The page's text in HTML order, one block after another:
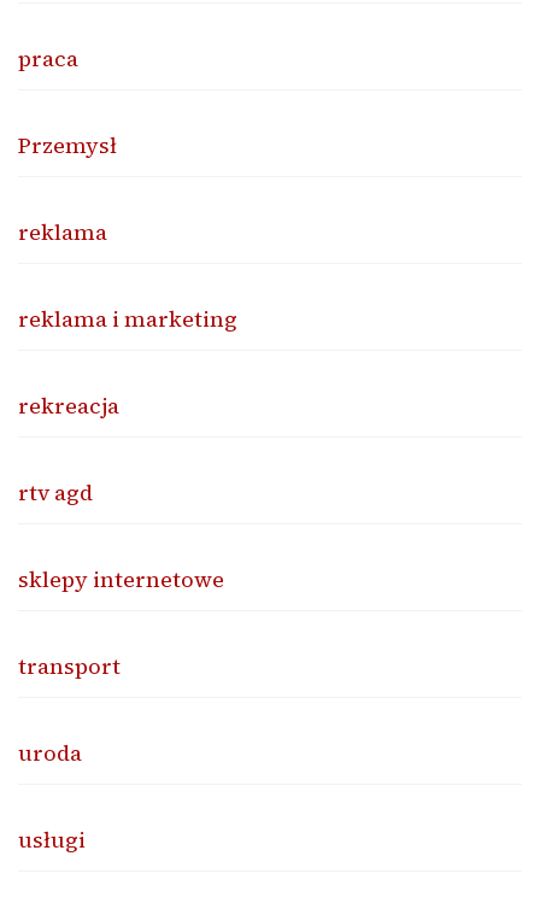
praca
Przemysł
reklama
reklama i marketing
rekreacja
rtv agd
sklepy internetowe
transport
uroda
usługi